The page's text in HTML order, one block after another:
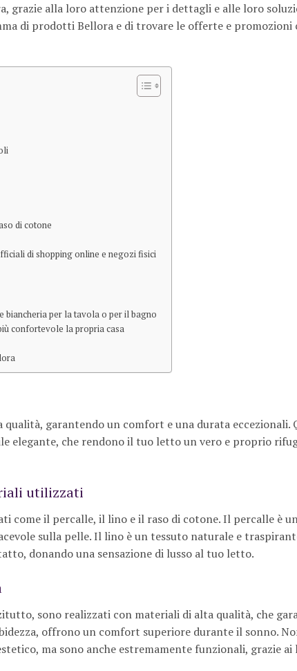
grazie alla loro attenzione per i dettagli e alle loro
di prodotti Bellora e di trovare le offerte e promozioni
di cotone
di shopping online e negozi fisici
per la tavola o per il bagno
confortevole la propria casa
garantendo un comfort e una durata eccezionali.
elegante, che rendono il tuo letto un vero e proprio
utilizzati
il percalle, il lino e il raso di cotone. Il percalle è
sulla pelle. Il lino è un tessuto naturale e
donando una sensazione di lusso al tuo letto.
sono realizzati con materiali di alta qualità, che
offrono un comfort superiore durante il sonno.
ma sono anche estremamente funzionali, grazie ai